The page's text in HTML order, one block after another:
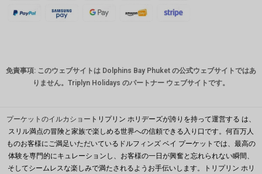
オースト
ラリアド
韓国ウォ
ン
人民元
台湾
免責事項: このウェブサイトは Dolphins Bay Phuket の公式ウェブサイトではあ
りません。Triplyn Holidays のパートナー ウェブサイトです。
プーケットのイルカショー トリプリン ホリデーズが誇りを持って運営する は、
スリル満点の冒険と家族で楽しめる世界への信頼できる入り口です。何百万人
ものお客様にご満足いただいているドルフィンズ ベイ プーケットでは、最高の
体験を専門的にキュレーションし、お客様の一日が興奮と忘れられない瞬間、
そしてシームレスな楽しみで満たされるようお手伝いします。トリプリン ホリ